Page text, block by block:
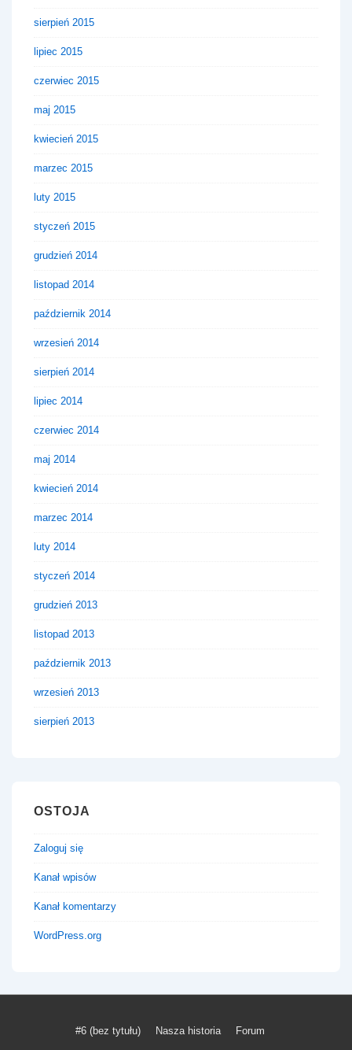
sierpień 2015
lipiec 2015
czerwiec 2015
maj 2015
kwiecień 2015
marzec 2015
luty 2015
styczeń 2015
grudzień 2014
listopad 2014
październik 2014
wrzesień 2014
sierpień 2014
lipiec 2014
czerwiec 2014
maj 2014
kwiecień 2014
marzec 2014
luty 2014
styczeń 2014
grudzień 2013
listopad 2013
październik 2013
wrzesień 2013
sierpień 2013
OSTOJA
Zaloguj się
Kanał wpisów
Kanał komentarzy
WordPress.org
Menu
#6 (bez tytułu) Nasza historia Forum